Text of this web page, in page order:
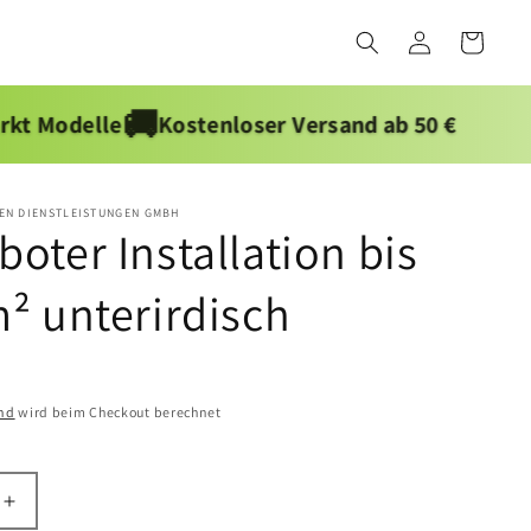
EinloggenWarenkorb
Kostenloser Versand ab 50 €
DIENSTLEISTUNGEN GMBH
Installation bis
unterirdisch
wird beim Checkout berechnet
Erhöhe